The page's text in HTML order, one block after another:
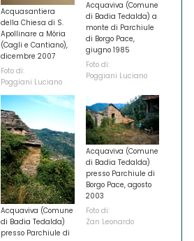
Acquasantiera
della Chiesa di S.
Apollinare a Mòria
(Cagli e Cantiano),
dicembre 2007
Foto di:
Poggiani Luciano
Acquaviva (Comune
di Badia Tedalda) a
monte di Parchiule
di Borgo Pace,
giugno 1985
Foto di:
Poggiani Luciano
Acquaviva (Comune
di Badia Tedalda)
presso Parchiule di
Acquaviva (Comune
di Badia Tedalda)
presso Parchiule di
Borgo Pace, agosto
2003
Foto di:
Zan Leonardo